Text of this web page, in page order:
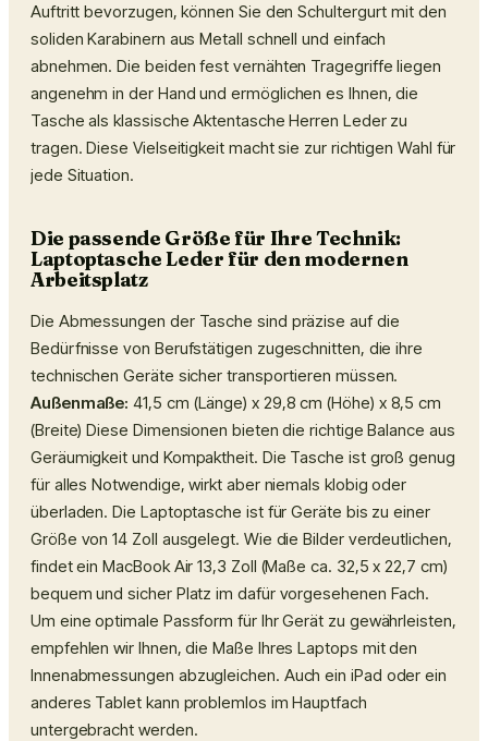
Auftritt bevorzugen, können Sie den Schultergurt mit den
soliden Karabinern aus Metall schnell und einfach
abnehmen. Die beiden fest vernähten Tragegriffe liegen
angenehm in der Hand und ermöglichen es Ihnen, die
Tasche als klassische Aktentasche Herren Leder zu
tragen. Diese Vielseitigkeit macht sie zur richtigen Wahl für
jede Situation.
Die passende Größe für Ihre Technik:
Laptoptasche Leder für den modernen
Arbeitsplatz
Die Abmessungen der Tasche sind präzise auf die
Bedürfnisse von Berufstätigen zugeschnitten, die ihre
technischen Geräte sicher transportieren müssen.
Außenmaße: 41,5 cm (Länge) x 29,8 cm (Höhe) x 8,5 cm
(Breite) Diese Dimensionen bieten die richtige Balance aus
Geräumigkeit und Kompaktheit. Die Tasche ist groß genug
für alles Notwendige, wirkt aber niemals klobig oder
überladen. Die Laptoptasche ist für Geräte bis zu einer
Größe von 14 Zoll ausgelegt. Wie die Bilder verdeutlichen,
findet ein MacBook Air 13,3 Zoll (Maße ca. 32,5 x 22,7 cm)
bequem und sicher Platz im dafür vorgesehenen Fach.
Um eine optimale Passform für Ihr Gerät zu gewährleisten,
empfehlen wir Ihnen, die Maße Ihres Laptops mit den
Innenabmessungen abzugleichen. Auch ein iPad oder ein
anderes Tablet kann problemlos im Hauptfach
untergebracht werden.